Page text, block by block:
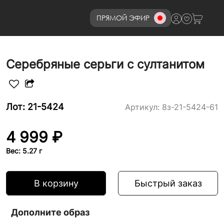
ПРЯМОЙ ЭФИР8 (800)777-72-69
Серебряные серьги с султанитом
Лот: 21-5424 Артикул: 8з-21-5424-61
4 999 ₽
Вес: 5.27 г
В корзину Быстрый заказ
Дополните образ